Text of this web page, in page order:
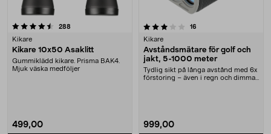
288
Kikare
Kikare 10x50 Asaklitt
Gummiklädd kikare. Prisma BAK4.
Mjuk väska medföljer
499,00
3.5 av 5 stjärnor 16
Kikare
Avståndsmätare för golf och
jakt, 5-1000 meter
Tydlig sikt på långa avstånd med 6x
förstoring – även i regn och dimma.
999,00